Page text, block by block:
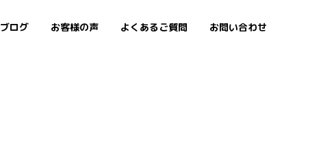
ブログ お客様の声 よくあるご質問 お問い合わせ